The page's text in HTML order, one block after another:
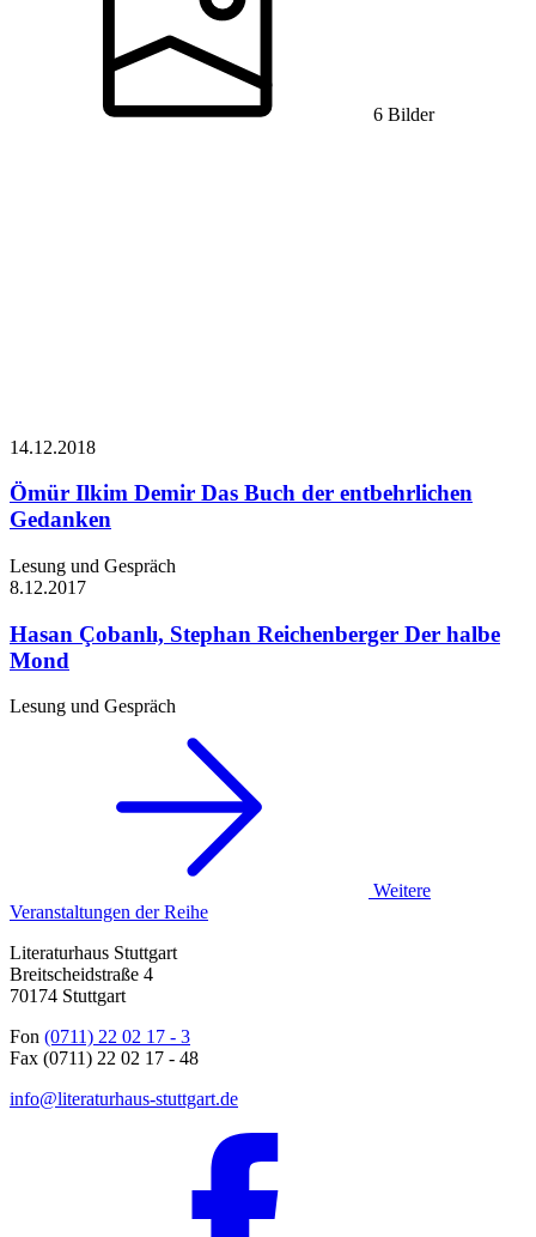
6 Bilder
14.12.2018
Ömür Ilkim Demir Das Buch der entbehrlichen
Gedanken
Lesung und Gespräch
8.12.2017
Hasan Çobanlı, Stephan Reichenberger Der halbe
Mond
Lesung und Gespräch
Weitere
Veranstaltungen der Reihe
Literaturhaus Stuttgart
Breitscheidstraße 4
70174 Stuttgart
Fon (0711) 22 02 17 - 3
Fax (0711) 22 02 17 - 48
info@literaturhaus-stuttgart.de